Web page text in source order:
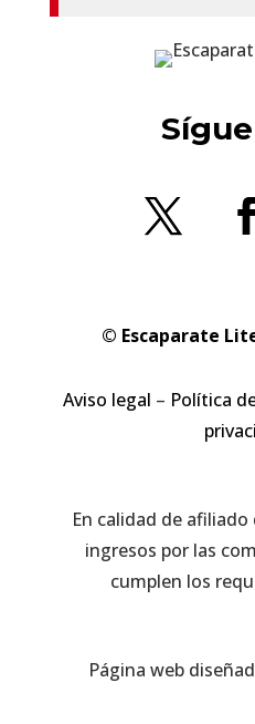
© Escaparate
Aviso legal – Política
En calidad de
ingresos por las
cumplen los
Página web